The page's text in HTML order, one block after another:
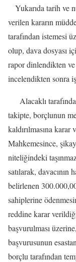
Yukarıda tarih ve
verilen kararın
tarafından istemesi
olup, dava dosyası
rapor dinlendikten
incelendikten sonra
Alacaklı
takipte, borçlunun
kaldırılmasına
Mahkemesince,
niteliğindeki
satılarak,
belirlenen
sahiplerine
reddine karar
başvurulması
başvurusunun
borçlu tarafından